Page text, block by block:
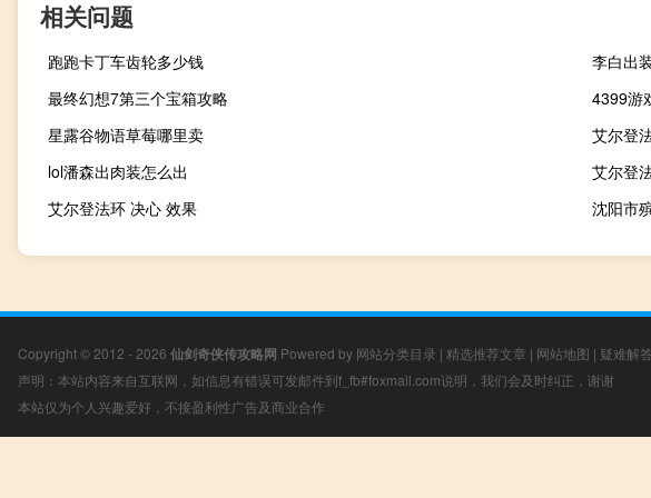
相关问题
跑跑卡丁车齿轮多少钱
李白出
最终幻想7第三个宝箱攻略
4399游
星露谷物语草莓哪里卖
艾尔登
lol潘森出肉装怎么出
艾尔登
艾尔登法环 决心 效果
沈阳市
Copyright © 2012 - 2026 仙剑奇侠传攻略网 Powered by 网站分类目录 | 精选推荐文章 | 网站地图 | 疑难解答
声明：本站内容来自互联网，如信息有错误可发邮件到f_fb#foxmail.com说明，我们会及时纠正，谢谢
本站仅为个人兴趣爱好，不接盈利性广告及商业合作